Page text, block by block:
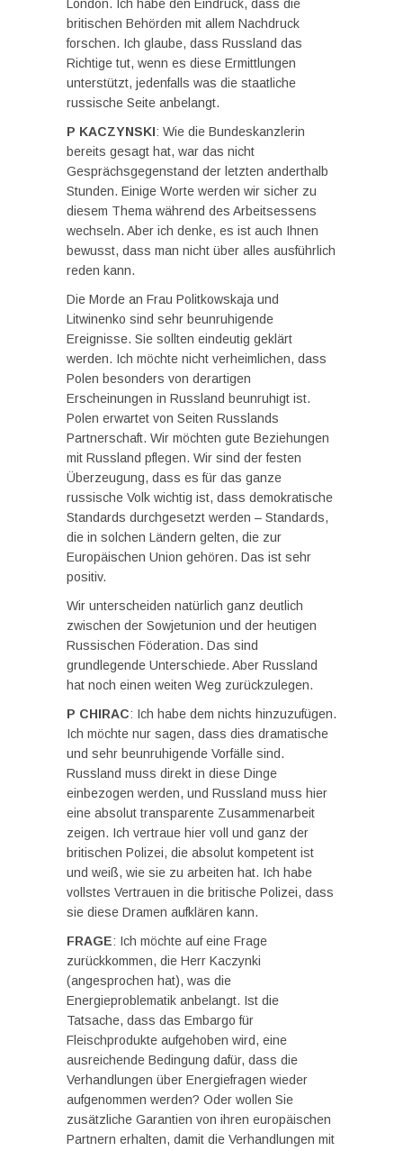
London. Ich habe den Eindruck, dass die
britischen Behörden mit allem Nachdruck
forschen. Ich glaube, dass Russland das
Richtige tut, wenn es diese Ermittlungen
unterstützt, jedenfalls was die staatliche
russische Seite anbelangt.
P KACZYNSKI: Wie die Bundeskanzlerin
bereits gesagt hat, war das nicht
Gesprächsgegenstand der letzten anderthalb
Stunden. Einige Worte werden wir sicher zu
diesem Thema während des Arbeitsessens
wechseln. Aber ich denke, es ist auch Ihnen
bewusst, dass man nicht über alles ausführlich
reden kann.
Die Morde an Frau Politkowskaja und
Litwinenko sind sehr beunruhigende
Ereignisse. Sie sollten eindeutig geklärt
werden. Ich möchte nicht verheimlichen, dass
Polen besonders von derartigen
Erscheinungen in Russland beunruhigt ist.
Polen erwartet von Seiten Russlands
Partnerschaft. Wir möchten gute Beziehungen
mit Russland pflegen. Wir sind der festen
Überzeugung, dass es für das ganze
russische Volk wichtig ist, dass demokratische
Standards durchgesetzt werden – Standards,
die in solchen Ländern gelten, die zur
Europäischen Union gehören. Das ist sehr
positiv.
Wir unterscheiden natürlich ganz deutlich
zwischen der Sowjetunion und der heutigen
Russischen Föderation. Das sind
grundlegende Unterschiede. Aber Russland
hat noch einen weiten Weg zurückzulegen.
P CHIRAC: Ich habe dem nichts hinzuzufügen.
Ich möchte nur sagen, dass dies dramatische
und sehr beunruhigende Vorfälle sind.
Russland muss direkt in diese Dinge
einbezogen werden, und Russland muss hier
eine absolut transparente Zusammenarbeit
zeigen. Ich vertraue hier voll und ganz der
britischen Polizei, die absolut kompetent ist
und weiß, wie sie zu arbeiten hat. Ich habe
vollstes Vertrauen in die britische Polizei, dass
sie diese Dramen aufklären kann.
FRAGE: Ich möchte auf eine Frage
zurückkommen, die Herr Kaczynki
(angesprochen hat), was die
Energieproblematik anbelangt. Ist die
Tatsache, dass das Embargo für
Fleischprodukte aufgehoben wird, eine
ausreichende Bedingung dafür, dass die
Verhandlungen über Energiefragen wieder
aufgenommen werden? Oder wollen Sie
zusätzliche Garantien von ihren europäischen
Partnern erhalten, damit die Verhandlungen mit